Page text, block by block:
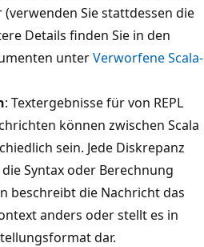
Sie stattdessen die
Details finden Sie in den
unterVerworfene Scala-
: Textergebnisse für von REPL
können zwischen Scala
sein. Jede Diskrepanz
Syntax oder Berechnung
beschreibt die Nachricht das
anders oder stellt es in
dar.